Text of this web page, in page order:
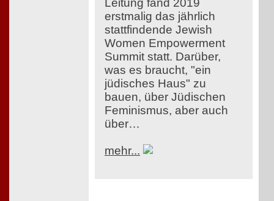
Leitung fand 2019
erstmalig das jährlich
stattfindende Jewish
Women Empowerment
Summit statt. Darüber,
was es braucht, "ein
jüdisches Haus" zu
bauen, über Jüdischen
Feminismus, aber auch
über…
mehr...